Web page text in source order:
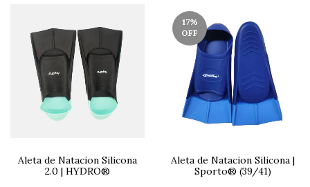
Aleta de Natacion Silicona
2.0 | HYDRO®
17%
OFF
Aleta de Natacion Silicona |
Sporto® (39/41)